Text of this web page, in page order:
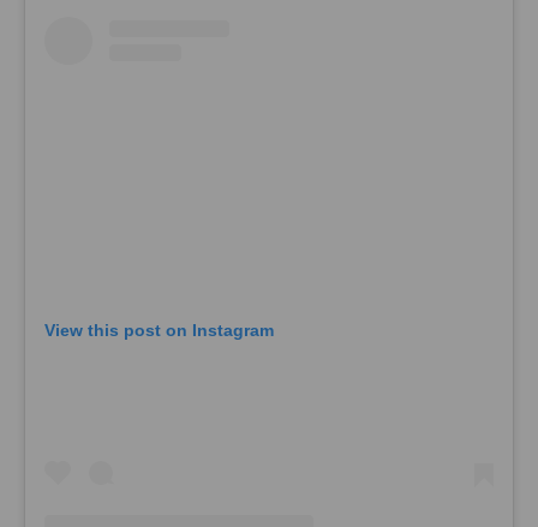
View this post on Instagram